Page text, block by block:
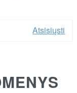
Atsisiųsti